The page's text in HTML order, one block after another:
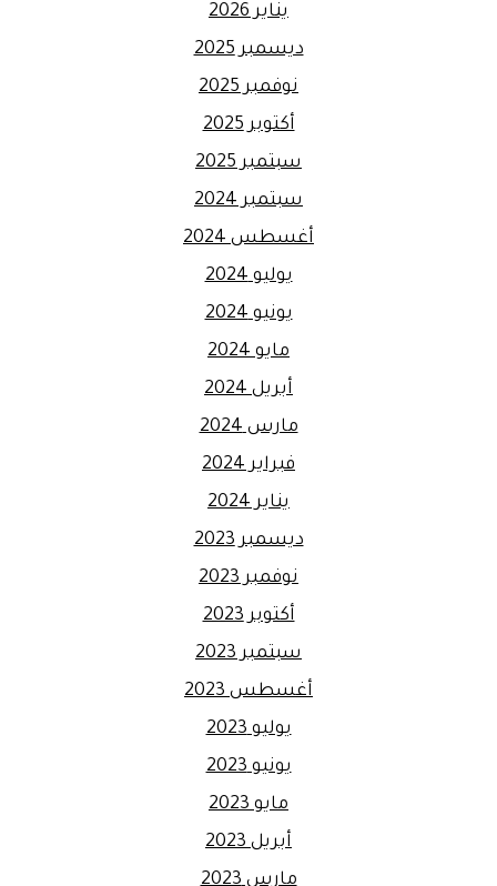
يناير 2026
ديسمبر 2025
نوفمبر 2025
أكتوبر 2025
سبتمبر 2025
سبتمبر 2024
أغسطس 2024
يوليو 2024
يونيو 2024
مايو 2024
أبريل 2024
مارس 2024
فبراير 2024
يناير 2024
ديسمبر 2023
نوفمبر 2023
أكتوبر 2023
سبتمبر 2023
أغسطس 2023
يوليو 2023
يونيو 2023
مايو 2023
أبريل 2023
مارس 2023